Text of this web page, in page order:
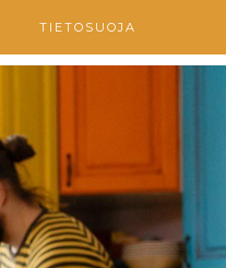
TIETOSUOJA